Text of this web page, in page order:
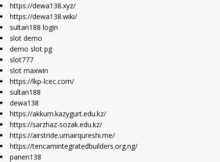
https://dewa138.xyz/
https://dewa138.wiki/
sultan188 login
slot demo
demo slot pg
slot777
slot maxwin
https://lkp-lcec.com/
sultan188
dewa138
https://akkum.kazygurt.edu.kz/
https://sarzhaz-sozak.edu.kz/
https://airstride.umairqureshi.me/
https://tencamintegratedbuilders.org.ng/
panen138